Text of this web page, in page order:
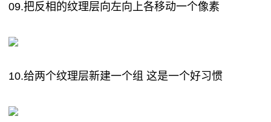
09.把反相的纹理层向左向上各移动一个像素
10.给两个纹理层新建一个组 这是一个好习惯